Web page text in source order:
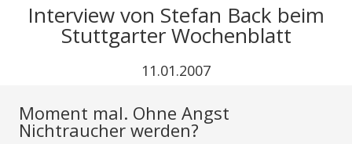
Interview von Stefan Back beim
Stuttgarter Wochenblatt
11.01.2007
Moment mal. Ohne Angst
Nichtraucher werden?